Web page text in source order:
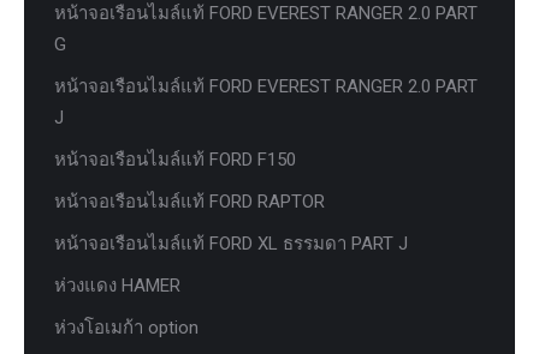
หน้าจอเรือนไมล์แท้ FORD EVEREST RANGER 2.0 PART
G
หน้าจอเรือนไมล์แท้ FORD EVEREST RANGER 2.0 PART
J
หน้าจอเรือนไมล์แท้ FORD F150
หน้าจอเรือนไมล์แท้ FORD RAPTOR
หน้าจอเรือนไมล์แท้ FORD XL ธรรมดา PART J
ห่วงแดง HAMER
ห่วงโอเมก้า option